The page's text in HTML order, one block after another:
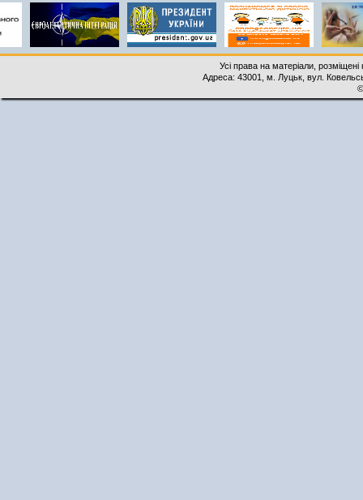
Усі права на матеріали,
Адреса: 43001, м. Луцьк, вул.